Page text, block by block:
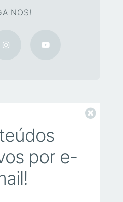
NOS!
por e-